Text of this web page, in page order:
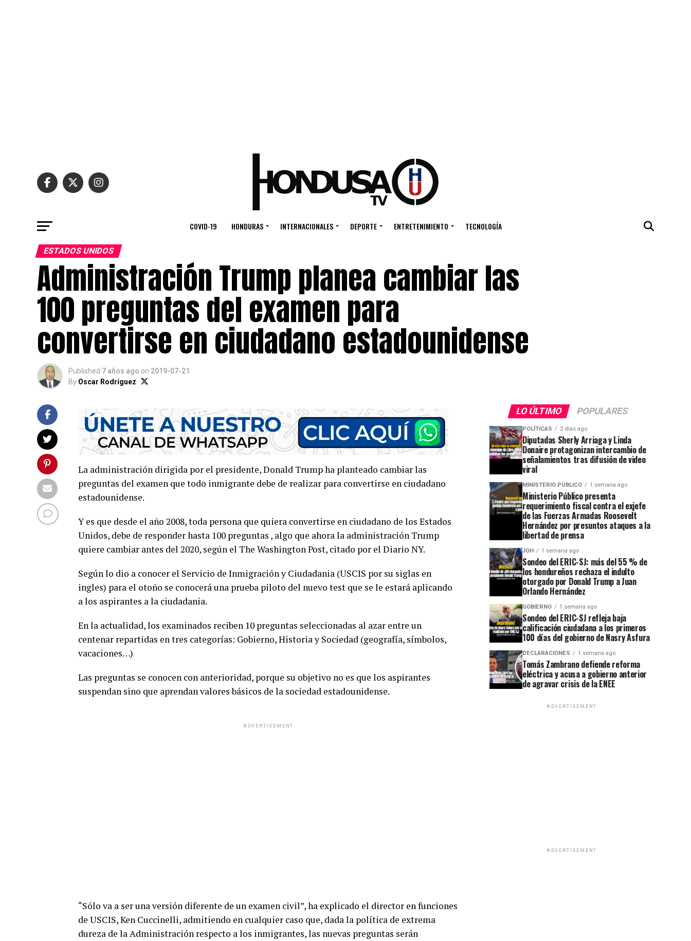
COVID-19 HONDURAS INTERNACIONALES DEPORTE ENTRETENIMIENTO TECNOLOGÍA
ESTADOS UNIDOS
Administración Trump planea cambiar las
100 preguntas del examen para
convertirse en ciudadano estadounidense
Published 7 años ago on 2019-07-21
By Oscar Rodríguez
La administración dirigida por el presidente, Donald Trump ha planteado cambiar las
preguntas del examen que todo inmigrante debe de realizar para convertirse en ciudadano
estadounidense.
Y es que desde el año 2008, toda persona que quiera convertirse en ciudadano de los Estados
Unidos, debe de responder hasta 100 preguntas , algo que ahora la administración Trump
quiere cambiar antes del 2020, según el The Washington Post, citado por el Diario NY.
Según lo dio a conocer el Servicio de Inmigración y Ciudadania (USCIS por su siglas en
ingles) para el otoño se conocerá una prueba piloto del nuevo test que se le estará aplicando
a los aspirantes a la ciudadania.
En la actualidad, los examinados reciben 10 preguntas seleccionadas al azar entre un
centenar repartidas en tres categorías: Gobierno, Historia y Sociedad (geografía, símbolos,
vacaciones…)
Las preguntas se conocen con anterioridad, porque su objetivo no es que los aspirantes
suspendan sino que aprendan valores básicos de la sociedad estadounidense.
ADVERTISEMENT
“Sólo va a ser una versión diferente de un examen civil”, ha explicado el director en funciones
de USCIS, Ken Cuccinelli, admitiendo en cualquier caso que, dada la política de extrema
dureza de la Administración respecto a los inmigrantes, las nuevas preguntas serán
LO ÚLTIMO POPULARES
POLÍTICAS 2 días ago
Diputadas Sherly Arriaga y Linda
Donaire protagonizan intercambio de
señalamientos tras difusión de video
viral
MINISTERIO PÚBLICO 1 semana ago
Ministerio Público presenta
requerimiento fiscal contra el exjefe
de las Fuerzas Armadas Roosevelt
Hernández por presuntos ataques a la
libertad de prensa
JOH 1 semana ago
Sondeo del ERIC-SJ: más del 55 % de
los hondureños rechaza el indulto
otorgado por Donald Trump a Juan
Orlando Hernández
GOBIERNO 1 semana ago
Sondeo del ERIC-SJ refleja baja
calificación ciudadana a los primeros
100 días del gobierno de Nasry Asfura
DECLARACIONES 1 semana ago
Tomás Zambrano defiende reforma
eléctrica y acusa a gobierno anterior
de agravar crisis de la ENEE
ADVERTISEMENT
ADVERTISEMENT